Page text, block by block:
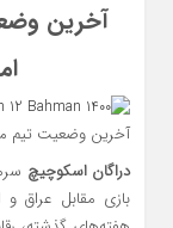
آخرین
آخرین وضعیت تیم ملی
دراگان اسکوچیچ
بازی مقابل عراق و